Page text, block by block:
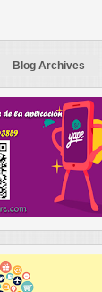
Blog Archives